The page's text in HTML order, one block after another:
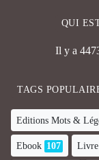
QUI
Il y a
TAGS
Editions Mots &
Ebook 107 Livre